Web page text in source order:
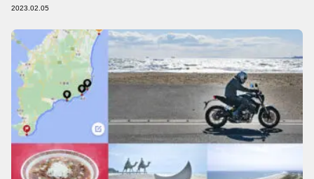
2023.02.05